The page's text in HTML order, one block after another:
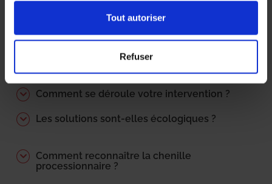
Tout autoriser
Refuser
Qu’est ce qu’une chenille processionnaire ?
Pourquoi la chenille est-elle dangereuse
Comment se déroule votre intervention ?
Les solutions sont-elles écologiques ?
Comment reconnaître la chenille
processionnaire ?